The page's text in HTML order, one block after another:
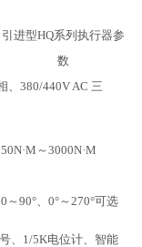
引进型HQ系列执行器参
数
、380/440V AC 三
50N·M～3000N·M
0～90°、0°～270°可选
、1/5K电位计、智能